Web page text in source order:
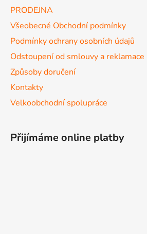
PRODEJNA
Všeobecné Obchodní podmínky
Podmínky ochrany osobních údajů
Odstoupení od smlouvy a reklamace
Způsoby doručení
Kontakty
Velkoobchodní spolupráce
Přijímáme online platby